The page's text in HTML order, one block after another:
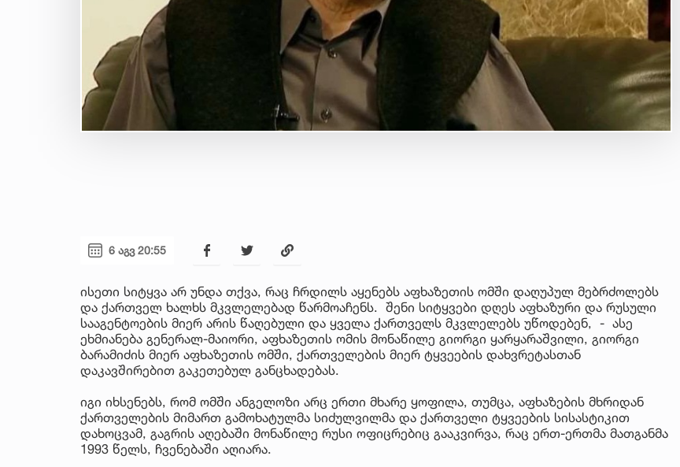
6 აგვ 20:55
ისეთი სიტყვა არ უნდა თქვა, რაც ჩრდილს აყენებს აფხაზეთის ომში დაღუპულ მებრძოლებს
და ქართველ ხალხს მკვლელებად წარმოაჩენს. შენი სიტყვები დღეს აფხაზური და რუსული
სააგენტოების მიერ არის წაღებული და ყველა ქართველს მკვლელებს უწოდებენ, - ასე
ეხმიანება გენერალ-მაიორი, აფხაზეთის ომის მონაწილე გიორგი ყარყარაშვილი, გიორგი
ბარამიძის მიერ აფხაზეთის ომში, ქართველების მიერ ტყვეების დახვრეტასთან
დაკავშირებით გაკეთებულ განცხადებას.
იგი იხსენებს, რომ ომში ანგელოზი არც ერთი მხარე ყოფილა, თუმცა, აფხაზების მხრიდან
ქართველების მიმართ გამოხატულმა სიძულვილმა და ქართველი ტყვეების სისასტიკით
დახოცვამ, გაგრის აღებაში მონაწილე რუსი ოფიცრებიც გააკვირვა, რაც ერთ-ერთმა მათგანმა
1993 წელს, ჩვენებაში აღიარა.